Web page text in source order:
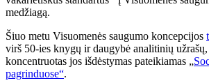
medžiagą.
Šiuo metu Visuomenės saugumo koncepcijos
virš 50-ies knygų ir daugybė analitinių
koncentruotas jos išdėstymas pateikiamas „
pagrinduose“.